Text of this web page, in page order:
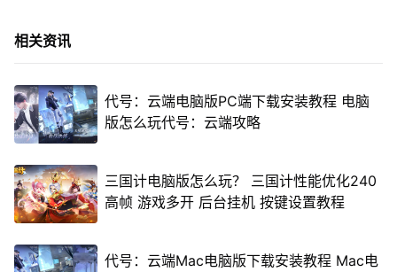
相关资讯
代号：云端电脑版PC端下载安装教程 电脑
版怎么玩代号：云端攻略
三国计电脑版怎么玩？ 三国计性能优化240
高帧 游戏多开 后台挂机 按键设置教程
代号：云端Mac电脑版下载安装教程 Mac电